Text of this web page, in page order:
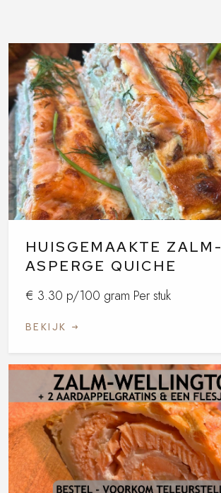
HUISGEMAAKTE ZALM-
ASPERGE QUICHE
€ 3.30 p/100 gram Per stuk
BEKIJK